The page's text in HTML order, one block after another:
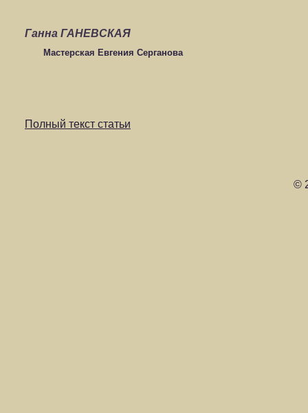
Ганна ГАНЕВСКАЯ
Мастерская Евгения Серганова
Полный текст статьи
©